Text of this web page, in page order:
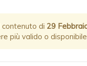
di 29
più valido o disponibile